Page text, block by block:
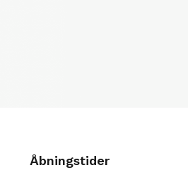
Åbningstider